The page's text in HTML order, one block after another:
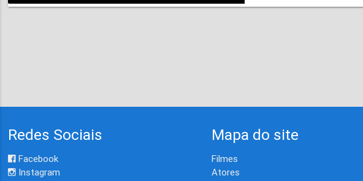
Redes Sociais
Facebook
Instagram
Mapa do site
Filmes
Atores